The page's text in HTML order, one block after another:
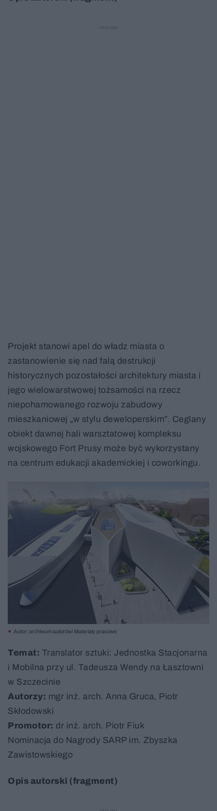
Projekt stanowi apel do władz miasta o
zastanowienie się nad falą destrukcji
historycznych pozostałości architektury miasta i
jego wielowarstwowej tożsamości na rzecz
niepohamowanego rozwoju zabudowy
mieszkaniowej „w stylu deweloperskim”. Ceglany
obiekt dawnej hali warsztatowej kompleksu
wojskowego Fort Prusy może być wykorzystany
na centrum edukacji akademickiej i coworkingu.
Autor: archiwum autorów/ Materiały prasowe
Temat: Translator sztuki: Jednostka Stacjonarna
i Mobilna przy ul. Tadeusza Wendy na Łasztowni
w Szczecinie
Autorzy: mgr inż. arch. Anna Gruca, Piotr
Skłodowski
Promotor: dr inż. arch. Piotr Fiuk
Nominacja do Nagrody SARP im. Zbyszka
Zawistowskiego
Opis autorski (fragment)